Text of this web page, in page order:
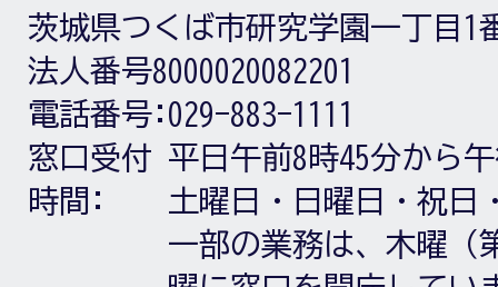
茨城県つくば市研究学園一丁目1
法人番号8000020082201
電話番号: 029-883-1111
窓口受付
時間:
平日午前8時45分から
土曜日・日曜日・祝日
一部の業務は、木曜（